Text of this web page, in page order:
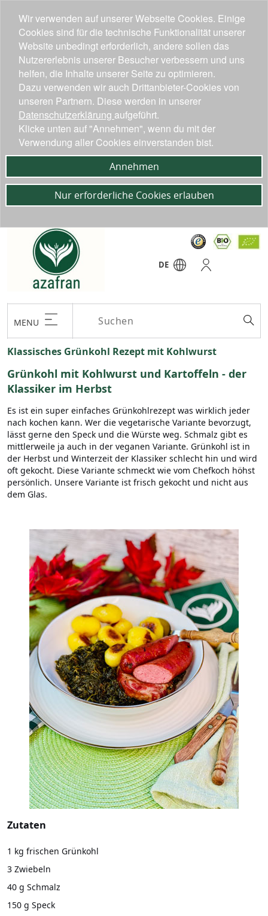
DE
MENU
Klassisches Grünkohl Rezept mit Kohlwurst
Grünkohl mit Kohlwurst und Kartoffeln - der
Klassiker im Herbst
Es ist ein super einfaches Grünkohlrezept was wirklich jeder
nach kochen kann. Wer die vegetarische Variante bevorzugt,
lässt gerne den Speck und die Würste weg. Schmalz gibt es
mittlerweile ja auch in der veganen Variante. Grünkohl ist in
der Herbst und Winterzeit der Klassiker schlecht hin und wird
oft gekocht. Diese Variante schmeckt wie vom Chefkoch höhst
persönlich. Unsere Variante ist frisch gekocht und nicht aus
dem Glas.
Zutaten
1 kg frischen Grünkohl
3 Zwiebeln
40 g Schmalz
150 g Speck
Wir verwenden auf unserer Webseite Cookies. Einige
Cookies sind für die technische Funktionalität unserer
Website unbedingt erforderlich, andere sollen das
Nutzererlebnis unserer Besucher verbessern und uns
helfen, die Inhalte unserer Seite zu optimieren.
Dazu verwenden wir auch Drittanbieter-Cookies von
unseren Partnern. Diese werden in unserer
Datenschutzerklärung aufgeführt.
Klicke unten auf "Annehmen", wenn du mit der
Verwendung aller Cookies einverstanden bist.
Annehmen
Nur erforderliche Cookies erlauben